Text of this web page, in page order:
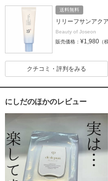
送料無料
リリーフサンアク
Beauty of Joseon
販売価格： ¥1,980 （
クチコミ・評判をみる
にしだのほかのレビュー